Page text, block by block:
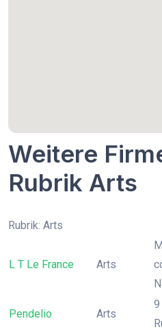
Weitere
Rubrik Arts
Rubrik: Arts
L T Le France Arts
Pendelio Arts
9